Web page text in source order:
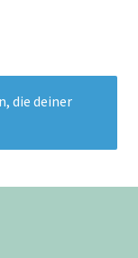
die deiner